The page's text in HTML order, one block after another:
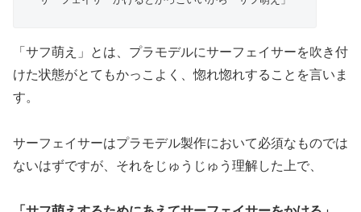
「サフ萌え」とは、プラモデルにサーフェイサーを吹き付
けた状態がとてもかっこよく、惚れ惚れすることを言いま
す。
サーフェイサーはプラモデル製作において必須なものでは
ないはずですが、それをじゅうじゅう理解した上で、